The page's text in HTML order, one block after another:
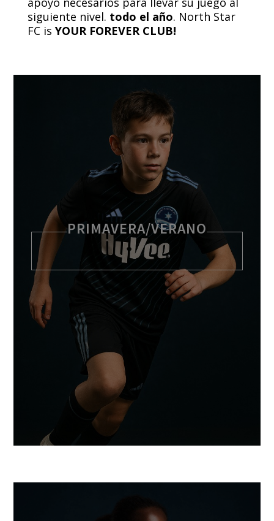
siguiente nivel. todo el año. North Star
FC is YOUR FOREVER CLUB!
PRIMAVERA/VERANO